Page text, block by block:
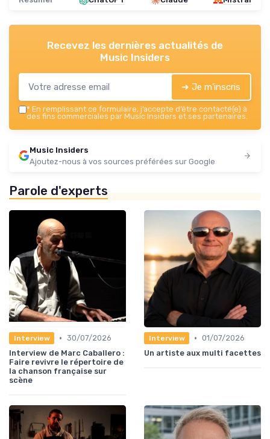
Recevez les dernières actualités de
Music Insiders
➔ Je m'inscris
* En remplissant ce formulaire, j’accepte d’être contacté(e) à
des fins commerciales par Music Insiders et ses partenaires.
Music Insiders
Ajoutez-nous à vos sources préférées sur Google
Parole d'experts
Interview • 30/07/2026
Interview de Marc Caballero :
Faire revivre le répertoire de
la chanson française sur
scène
Interview • 01/07/2026
Un artiste aux multi facettes